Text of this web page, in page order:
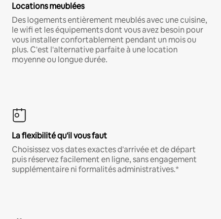
Locations meublées
Des logements entièrement meublés avec une cuisine,
le wifi et les équipements dont vous avez besoin pour
vous installer confortablement pendant un mois ou
plus. C'est l'alternative parfaite à une location
moyenne ou longue durée.
La flexibilité qu'il vous faut
Choisissez vos dates exactes d'arrivée et de départ
puis réservez facilement en ligne, sans engagement
supplémentaire ni formalités administratives.*